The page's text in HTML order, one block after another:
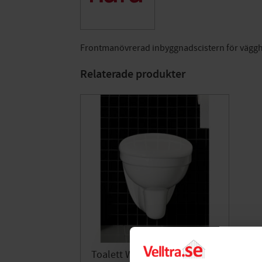
Frontmanövrerad inbyggnadscistern för
Relaterade produkter
Toalett Wall Vägghängd Hafa